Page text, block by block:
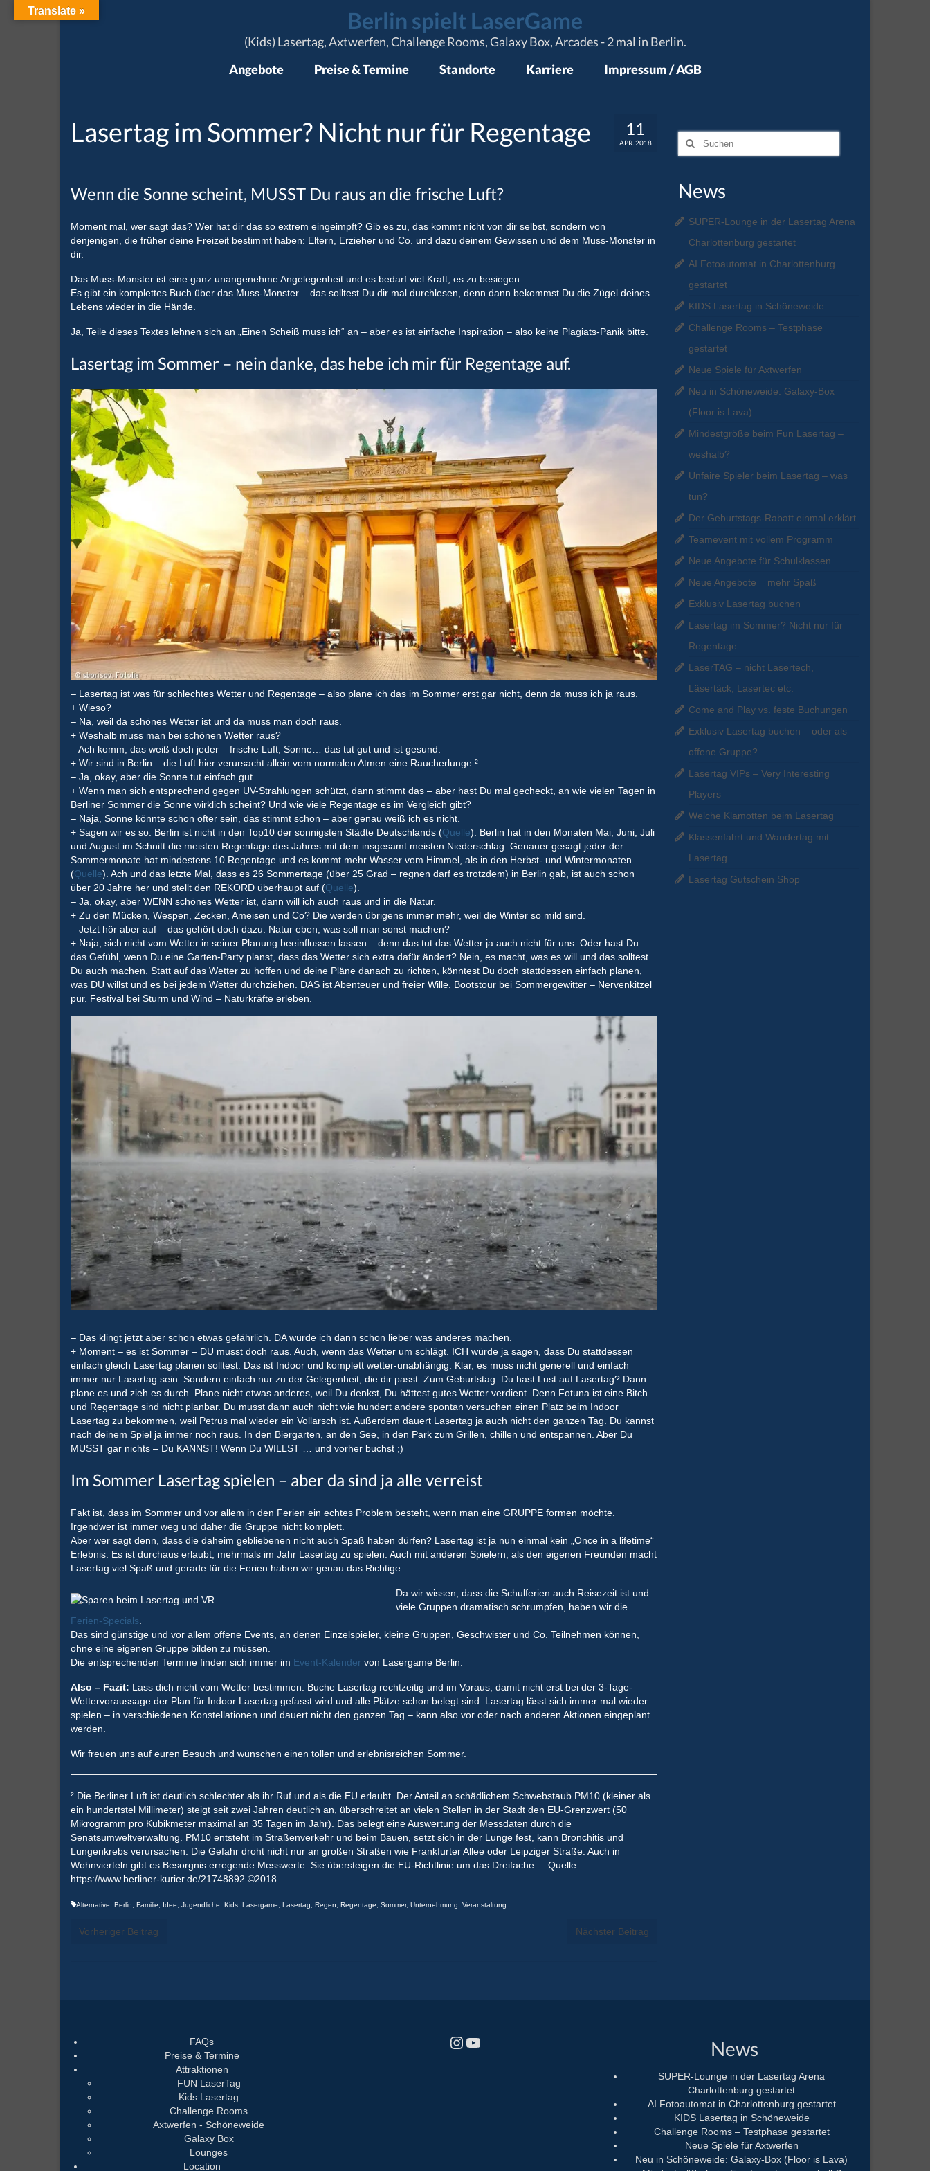
Berlin spielt LaserGame
(Kids) Lasertag, Axtwerfen, Challenge Rooms, Galaxy Box, Arcades - 2 mal in Berlin.
Angebote
Preise & Termine Standorte Karriere Impressum / AGB
11
APR. 2018
Lasertag im Sommer? Nicht nur für Regentage
Wenn die Sonne scheint, MUSST Du raus an die frische Luft?
Moment mal, wer sagt das? Wer hat dir das so extrem eingeimpft? Gib es zu, das kommt nicht von dir selbst, sondern von
denjenigen, die früher deine Freizeit bestimmt haben: Eltern, Erzieher und Co. und dazu deinem Gewissen und dem Muss-Monster in
dir.
Das Muss-Monster ist eine ganz unangenehme Angelegenheit und es bedarf viel Kraft, es zu besiegen.
Es gibt ein komplettes Buch über das Muss-Monster – das solltest Du dir mal durchlesen, denn dann bekommst Du die Zügel deines
Lebens wieder in die Hände.
Ja, Teile dieses Textes lehnen sich an „Einen Scheiß muss ich“ an – aber es ist einfache Inspiration – also keine Plagiats-Panik bitte.
Lasertag im Sommer – nein danke, das hebe ich mir für Regentage auf.
– Lasertag ist was für schlechtes Wetter und Regentage – also plane ich das im Sommer erst gar nicht, denn da muss ich ja raus.
+ Wieso?
– Na, weil da schönes Wetter ist und da muss man doch raus.
+ Weshalb muss man bei schönen Wetter raus?
– Ach komm, das weiß doch jeder – frische Luft, Sonne… das tut gut und ist gesund.
+ Wir sind in Berlin – die Luft hier verursacht allein vom normalen Atmen eine Raucherlunge.²
– Ja, okay, aber die Sonne tut einfach gut.
+ Wenn man sich entsprechend gegen UV-Strahlungen schützt, dann stimmt das – aber hast Du mal gecheckt, an wie vielen Tagen in
Berliner Sommer die Sonne wirklich scheint? Und wie viele Regentage es im Vergleich gibt?
– Naja, Sonne könnte schon öfter sein, das stimmt schon – aber genau weiß ich es nicht.
+ Sagen wir es so: Berlin ist nicht in den Top10 der sonnigsten Städte Deutschlands (Quelle). Berlin hat in den Monaten Mai, Juni, Juli
und August im Schnitt die meisten Regentage des Jahres mit dem insgesamt meisten Niederschlag. Genauer gesagt jeder der
Sommermonate hat mindestens 10 Regentage und es kommt mehr Wasser vom Himmel, als in den Herbst- und Wintermonaten
(Quelle). Ach und das letzte Mal, dass es 26 Sommertage (über 25 Grad – regnen darf es trotzdem) in Berlin gab, ist auch schon
über 20 Jahre her und stellt den REKORD überhaupt auf (Quelle).
– Ja, okay, aber WENN schönes Wetter ist, dann will ich auch raus und in die Natur.
+ Zu den Mücken, Wespen, Zecken, Ameisen und Co? Die werden übrigens immer mehr, weil die Winter so mild sind.
– Jetzt hör aber auf – das gehört doch dazu. Natur eben, was soll man sonst machen?
+ Naja, sich nicht vom Wetter in seiner Planung beeinflussen lassen – denn das tut das Wetter ja auch nicht für uns. Oder hast Du
das Gefühl, wenn Du eine Garten-Party planst, dass das Wetter sich extra dafür ändert? Nein, es macht, was es will und das solltest
Du auch machen. Statt auf das Wetter zu hoffen und deine Pläne danach zu richten, könntest Du doch stattdessen einfach planen,
was DU willst und es bei jedem Wetter durchziehen. DAS ist Abenteuer und freier Wille. Bootstour bei Sommergewitter – Nervenkitzel
pur. Festival bei Sturm und Wind – Naturkräfte erleben.
– Das klingt jetzt aber schon etwas gefährlich. DA würde ich dann schon lieber was anderes machen.
+ Moment – es ist Sommer – DU musst doch raus. Auch, wenn das Wetter um schlägt. ICH würde ja sagen, dass Du stattdessen
einfach gleich Lasertag planen solltest. Das ist Indoor und komplett wetter-unabhängig. Klar, es muss nicht generell und einfach
immer nur Lasertag sein. Sondern einfach nur zu der Gelegenheit, die dir passt. Zum Geburtstag: Du hast Lust auf Lasertag? Dann
plane es und zieh es durch. Plane nicht etwas anderes, weil Du denkst, Du hättest gutes Wetter verdient. Denn Fotuna ist eine Bitch
und Regentage sind nicht planbar. Du musst dann auch nicht wie hundert andere spontan versuchen einen Platz beim Indoor
Lasertag zu bekommen, weil Petrus mal wieder ein Vollarsch ist. Außerdem dauert Lasertag ja auch nicht den ganzen Tag. Du kannst
nach deinem Spiel ja immer noch raus. In den Biergarten, an den See, in den Park zum Grillen, chillen und entspannen. Aber Du
MUSST gar nichts – Du KANNST! Wenn Du WILLST … und vorher buchst ;)
Im Sommer Lasertag spielen – aber da sind ja alle verreist
Fakt ist, dass im Sommer und vor allem in den Ferien ein echtes Problem besteht, wenn man eine GRUPPE formen möchte.
Irgendwer ist immer weg und daher die Gruppe nicht komplett.
Aber wer sagt denn, dass die daheim gebliebenen nicht auch Spaß haben dürfen? Lasertag ist ja nun einmal kein „Once in a lifetime“
Erlebnis. Es ist durchaus erlaubt, mehrmals im Jahr Lasertag zu spielen. Auch mit anderen Spielern, als den eigenen Freunden macht
Lasertag viel Spaß und gerade für die Ferien haben wir genau das Richtige.
Da wir wissen, dass die Schulferien auch Reisezeit ist und
viele Gruppen dramatisch schrumpfen, haben wir die
Ferien-Specials
Das sind günstige und vor allem offene Events, an denen Einzelspieler, kleine Gruppen, Geschwister und Co. Teilnehmen können,
ohne eine eigenen Gruppe bilden zu müssen.
Die entsprechenden Termine finden sich immer im Event-Kalender von Lasergame Berlin.
Also – Fazit: Lass dich nicht vom Wetter bestimmen. Buche Lasertag rechtzeitig und im Voraus, damit nicht erst bei der 3-Tage-
Wettervoraussage der Plan für Indoor Lasertag gefasst wird und alle Plätze schon belegt sind. Lasertag lässt sich immer mal wieder
spielen – in verschiedenen Konstellationen und dauert nicht den ganzen Tag – kann also vor oder nach anderen Aktionen eingeplant
werden.
Wir freuen uns auf euren Besuch und wünschen einen tollen und erlebnisreichen Sommer.
² Die Berliner Luft ist deutlich schlechter als ihr Ruf und als die EU erlaubt. Der Anteil an schädlichem Schwebstaub PM10 (kleiner als
ein hundertstel Millimeter) steigt seit zwei Jahren deutlich an, überschreitet an vielen Stellen in der Stadt den EU-Grenzwert (50
Mikrogramm pro Kubikmeter maximal an 35 Tagen im Jahr). Das belegt eine Auswertung der Messdaten durch die
Senatsumweltverwaltung. PM10 entsteht im Straßenverkehr und beim Bauen, setzt sich in der Lunge fest, kann Bronchitis und
Lungenkrebs verursachen. Die Gefahr droht nicht nur an großen Straßen wie Frankfurter Allee oder Leipziger Straße. Auch in
Wohnvierteln gibt es Besorgnis erregende Messwerte: Sie übersteigen die EU-Richtlinie um das Dreifache. – Quelle:
https://www.berliner-kurier.de/21748892 ©2018
Alternative Berlin Familie Idee Jugendliche Kids Lasergame Lasertag Regen Regentage Sommer, Unternehmung Veranstaltung
Vorheriger Beitrag Nächster Beitrag
Suchen
nach:
News
SUPER-Lounge in der Lasertag Arena
Charlottenburg gestartet
AI Fotoautomat in Charlottenburg
gestartet
KIDS Lasertag in Schöneweide
Challenge Rooms – Testphase
gestartet
Neue Spiele für Axtwerfen
Neu in Schöneweide: Galaxy-Box
(Floor is Lava)
Mindestgröße beim Fun Lasertag –
weshalb?
Unfaire Spieler beim Lasertag – was
tun?
Der Geburtstags-Rabatt einmal erklärt
Teamevent mit vollem Programm
Neue Angebote für Schulklassen
Neue Angebote = mehr Spaß
Exklusiv Lasertag buchen
Lasertag im Sommer? Nicht nur für
Regentage
LaserTAG – nicht Lasertech,
Läsertäck, Lasertec etc.
Come and Play vs. feste Buchungen
Exklusiv Lasertag buchen – oder als
offene Gruppe?
Lasertag VIPs – Very Interesting
Players
Welche Klamotten beim Lasertag
Klassenfahrt und Wandertag mit
Lasertag
Lasertag Gutschein Shop
FAQs
Preise & Termine
Attraktionen
FUN LaserTag
Kids Lasertag
Challenge Rooms
Axtwerfen - Schöneweide
Galaxy Box
Lounges
Location
Instagram
YouTube News
SUPER-Lounge in der Lasertag Arena
Charlottenburg gestartet
AI Fotoautomat in Charlottenburg gestartet
KIDS Lasertag in Schöneweide
Challenge Rooms – Testphase gestartet
Neue Spiele für Axtwerfen
Neu in Schöneweide: Galaxy-Box (Floor is Lava)
Translate »